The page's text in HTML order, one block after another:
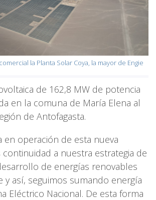
la Planta Solar Coya, la mayor de Engie
de 162,8 MW de potencia
en la comuna de María Elena al
de Antofagasta.
en operación de esta nueva
a nuestra estrategia de
de energías renovables
y así, seguimos sumando energía
Eléctrico Nacional. De esta forma